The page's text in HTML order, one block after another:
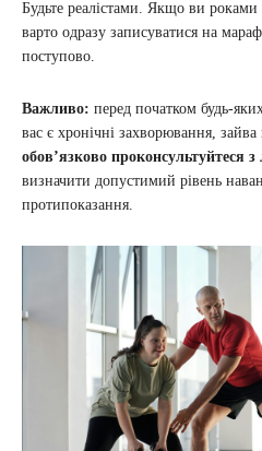
Будьте реалістами. Якщо ви
варто одразу записуватися на
поступово.
Важливо: перед початком будь-
вас є хронічні захворювання,
обов’язково проконсультуйтеся з
визначити допустимий рівень
протипоказання.